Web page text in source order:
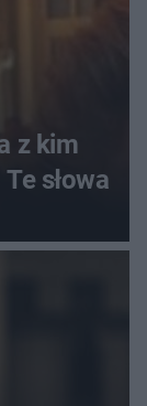
z kim
słowa